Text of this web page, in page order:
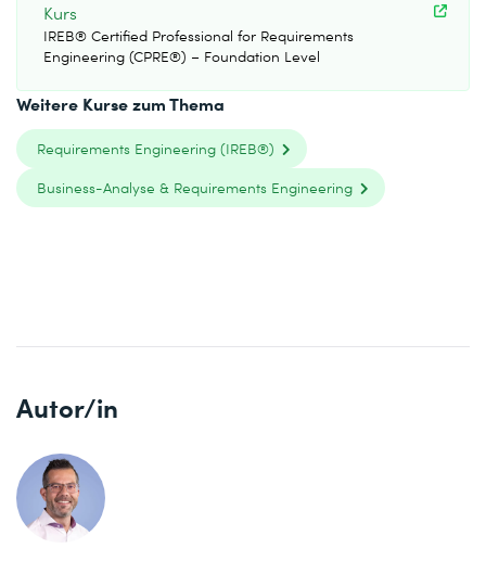
Kurs
IREB® Certified Professional for Requirements
Engineering (CPRE®) – Foundation Level
Weitere Kurse zum Thema
Requirements Engineering (IREB®)
Business-Analyse & Requirements Engineering
Autor/in